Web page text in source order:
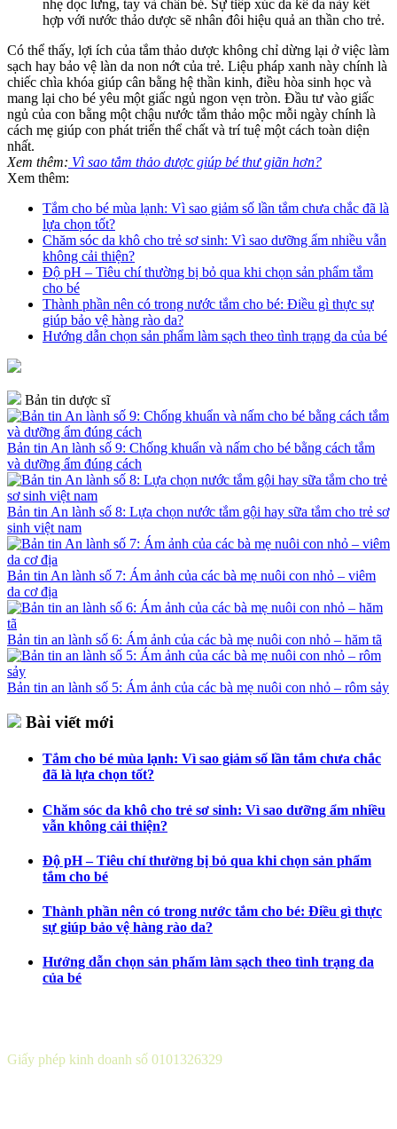
nhẹ dọc lưng, tay và chân bé. Sự tiếp xúc da kề da này kết
hợp với nước thảo dược sẽ nhân đôi hiệu quả an thần cho trẻ.
Có thể thấy, lợi ích của tắm thảo dược không chỉ dừng lại ở việc làm
sạch hay bảo vệ làn da non nớt của trẻ. Liệu pháp xanh này chính là
chiếc chìa khóa giúp cân bằng hệ thần kinh, điều hòa sinh học và
mang lại cho bé yêu một giấc ngủ ngon vẹn tròn. Đầu tư vào giấc
ngủ của con bằng một chậu nước tắm thảo mộc mỗi ngày chính là
cách mẹ giúp con phát triển thể chất và trí tuệ một cách toàn diện
nhất.
Xem thêm: Vì sao tắm thảo dược giúp bé thư giãn hơn?
Xem thêm:
Tắm cho bé mùa lạnh: Vì sao giảm số lần tắm chưa chắc đã là
lựa chọn tốt?
Chăm sóc da khô cho trẻ sơ sinh: Vì sao dưỡng ẩm nhiều vẫn
không cải thiện?
Độ pH – Tiêu chí thường bị bỏ qua khi chọn sản phẩm tắm
cho bé
Thành phần nên có trong nước tắm cho bé: Điều gì thực sự
giúp bảo vệ hàng rào da?
Hướng dẫn chọn sản phẩm làm sạch theo tình trạng da của bé
Bản tin dược sĩ
Bản tin An lành số 9: Chống khuẩn và nấm cho bé bằng cách tắm
và dưỡng ẩm đúng cách
Bản tin An lành số 8: Lựa chọn nước tắm gội hay sữa tắm cho trẻ sơ
sinh việt nam
Bản tin An lành số 7: Ám ảnh của các bà mẹ nuôi con nhỏ – viêm
da cơ địa
Bản tin an lành số 6: Ám ảnh của các bà mẹ nuôi con nhỏ – hăm tã
Bản tin an lành số 5: Ám ảnh của các bà mẹ nuôi con nhỏ – rôm sảy
Bài viết mới
Tắm cho bé mùa lạnh: Vì sao giảm số lần tắm chưa chắc
đã là lựa chọn tốt?
Chăm sóc da khô cho trẻ sơ sinh: Vì sao dưỡng ẩm nhiều
vẫn không cải thiện?
Độ pH – Tiêu chí thường bị bỏ qua khi chọn sản phẩm
tắm cho bé
Thành phần nên có trong nước tắm cho bé: Điều gì thực
sự giúp bảo vệ hàng rào da?
Hướng dẫn chọn sản phẩm làm sạch theo tình trạng da
của bé
Giấy phép kinh doanh số 0101326329